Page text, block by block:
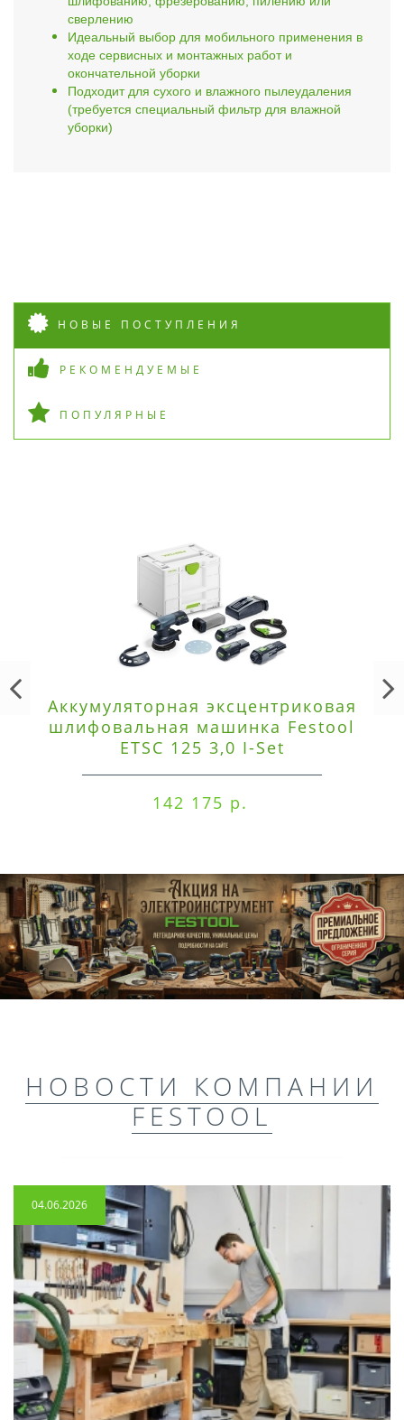
сверлению
Идеальный выбор для мобильного применения в
ходе сервисных и монтажных работ и
окончательной уборки
Подходит для сухого и влажного пылеудаления
(требуется специальный фильтр для влажной
уборки)
НОВЫЕ ПОСТУПЛЕНИЯ
РЕКОМЕНДУЕМЫЕ
ПОПУЛЯРНЫЕ
Аккумуляторная эксцентриковая
шлифовальная машинка Festool
ETSC 125 3,0 I-Set
142 175 р.
НОВОСТИ КОМПАНИИ
FESTOOL
04.06.2026